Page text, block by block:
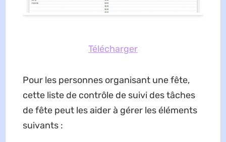
Télécharger
Pour les personnes organisant une fête,
cette liste de contrôle de suivi des tâches
de fête peut les aider à gérer les éléments
suivants :